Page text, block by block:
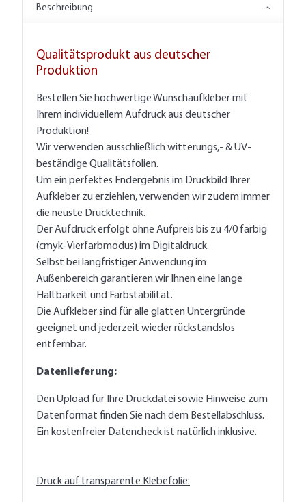
Beschreibung
Qualitätsprodukt aus deutscher
Produktion
Bestellen Sie hochwertige Wunschaufkleber mit
Ihrem individuellem Aufdruck aus deutscher
Produktion!
Wir verwenden ausschließlich witterungs,- & UV-
beständige Qualitätsfolien.
Um ein perfektes Endergebnis im Druckbild Ihrer
Aufkleber zu erziehlen, verwenden wir zudem immer
die neuste Drucktechnik.
Der Aufdruck erfolgt ohne Aufpreis bis zu 4/0 farbig
(cmyk-Vierfarbmodus) im Digitaldruck.
Selbst bei langfristiger Anwendung im
Außenbereich garantieren wir Ihnen eine lange
Haltbarkeit und Farbstabilität.
Die Aufkleber sind für alle glatten Untergründe
geeignet und jederzeit wieder rückstandslos
entfernbar.
Datenlieferung:
Den Upload für Ihre Druckdatei sowie Hinweise zum
Datenformat finden Sie nach dem Bestellabschluss.
Ein kostenfreier Datencheck ist natürlich inklusive.
Druck auf transparente Klebefolie: